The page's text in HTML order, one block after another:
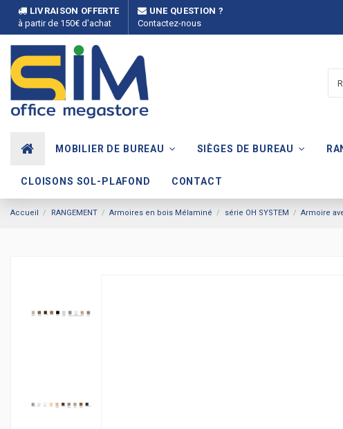
LIVRAISON OFFERTE
à partir de 150€ d'achat
UNE QUESTION ?
Contactez-nous
MOBILIER DE BUREAU SIÈGES DE BUREAU
CLOISONS SOL-PLAFOND CONTACT
Accueil RANGEMENT Armoires en bois Mélaminé série OH SYSTEM Armoire